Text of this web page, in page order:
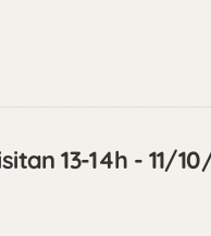
13-14h - 11/